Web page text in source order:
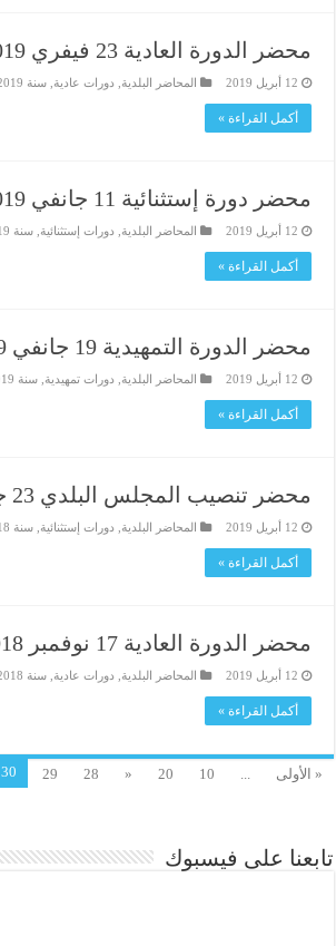
محضر الدورة العادية 23 فيفري 2019
12 أبريل 2019 المحاضر البلدية دورات عادية ,سنة 2019
أكمل القراءة »
محضر دورة إستثنائية 11 جانفي 2019
12 أبريل 2019 المحاضر البلدية دورات إستثنائية ,سنة 2019
أكمل القراءة »
محضر الدورة التمهيدية 19 جانفي 2019
12 أبريل 2019 المحاضر البلدية دورات تمهيدية ,سنة 2019
أكمل القراءة »
محضر تنصيب المجلس البلدي 23 جوان 2018
12 أبريل 2019 المحاضر البلدية دورات إستثنائية ,سنة 2018
أكمل القراءة »
محضر الدورة العادية 17 نوفمبر 2018
12 أبريل 2019 المحاضر البلدية دورات عادية ,سنة 2018
أكمل القراءة »
« الأولى ...
10
20
«
28
29
30
تابعنا على فيسبوك